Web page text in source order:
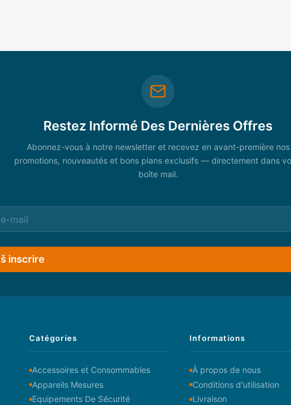
Restez Informé Des Dernières Offres
Abonnez-vous à notre newsletter et recevez en avant-première nos
promotions, nouveautés et bons plans exclusifs — directement dans
boîte mail.
š inscrire
Catégories
Accessoires et Consommables
Appareils Mesures
Equipements De Sécurité
Informations
À propos de nous
Conditions d'utilisation
Livraison